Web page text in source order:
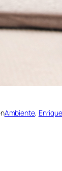
Ambiente,